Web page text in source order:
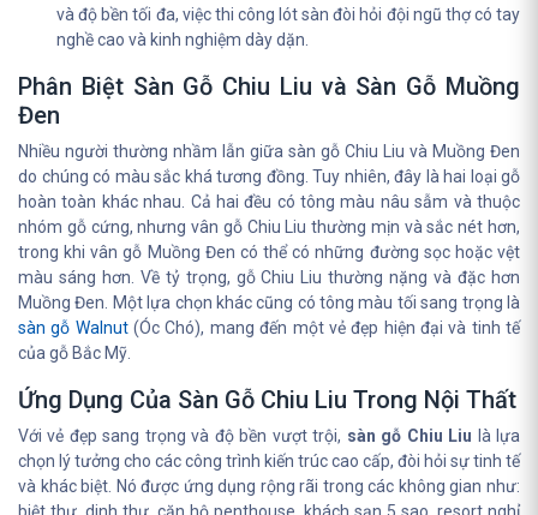
và độ bền tối đa, việc thi công lót sàn đòi hỏi đội ngũ thợ có tay
nghề cao và kinh nghiệm dày dặn.
Phân Biệt Sàn Gỗ Chiu Liu và Sàn Gỗ Muồng
Đen
Nhiều người thường nhầm lẫn giữa sàn gỗ Chiu Liu và Muồng Đen
do chúng có màu sắc khá tương đồng. Tuy nhiên, đây là hai loại gỗ
hoàn toàn khác nhau. Cả hai đều có tông màu nâu sẫm và thuộc
nhóm gỗ cứng, nhưng vân gỗ Chiu Liu thường mịn và sắc nét hơn,
trong khi vân gỗ Muồng Đen có thể có những đường sọc hoặc vệt
màu sáng hơn. Về tỷ trọng, gỗ Chiu Liu thường nặng và đặc hơn
Muồng Đen. Một lựa chọn khác cũng có tông màu tối sang trọng là
sàn gỗ Walnut(Óc Chó), mang đến một vẻ đẹp hiện đại và tinh tế
của gỗ Bắc Mỹ.
Ứng Dụng Của Sàn Gỗ Chiu Liu Trong Nội Thất
Với vẻ đẹp sang trọng và độ bền vượt trội, sàn gỗ Chiu Liu là lựa
chọn lý tưởng cho các công trình kiến trúc cao cấp, đòi hỏi sự tinh tế
và khác biệt. Nó được ứng dụng rộng rãi trong các không gian như: